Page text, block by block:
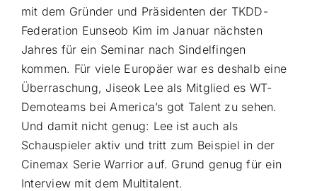
mit dem Gründer und Präsidenten der TKDD-
Federation Eunseob Kim im Januar nächsten
Jahres für ein Seminar nach Sindelfingen
kommen. Für viele Europäer war es deshalb eine
Überraschung, Jiseok Lee als Mitglied es WT-
Demoteams bei America’s got Talent zu sehen.
Und damit nicht genug: Lee ist auch als
Schauspieler aktiv und tritt zum Beispiel in der
Cinemax Serie Warrior auf. Grund genug für ein
Interview mit dem Multitalent.